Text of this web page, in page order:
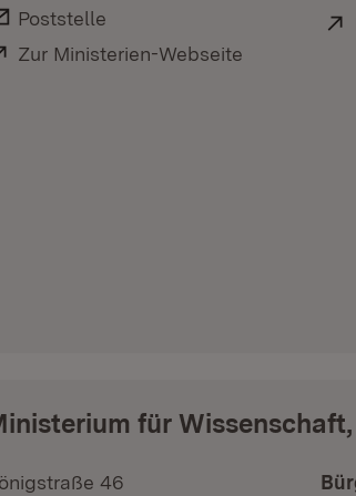
E-Mail:
Poststelle
Extern:
Zur Ministerien-Webseite
für
46